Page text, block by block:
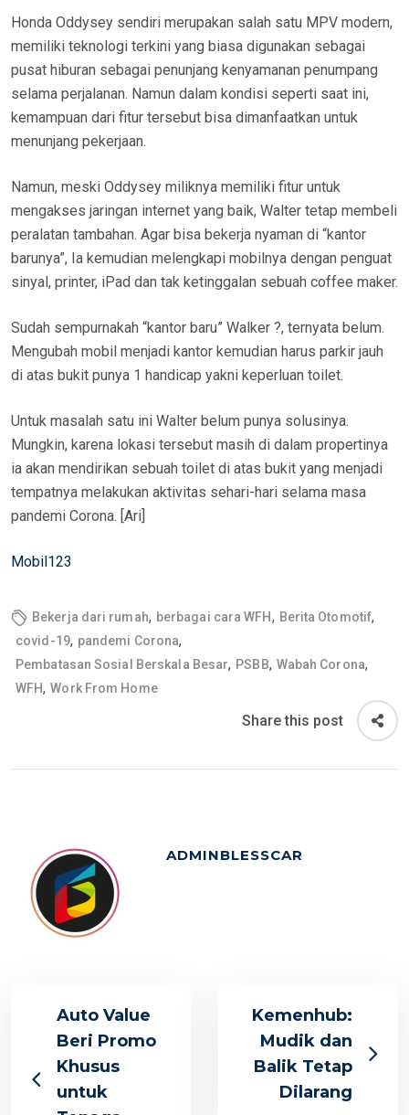
Honda Oddysey sendiri merupakan salah satu MPV modern,
memiliki teknologi terkini yang biasa digunakan sebagai
pusat hiburan sebagai penunjang kenyamanan penumpang
selama perjalanan. Namun dalam kondisi seperti saat ini,
kemampuan dari fitur tersebut bisa dimanfaatkan untuk
menunjang pekerjaan.
Namun, meski Oddysey miliknya memiliki fitur untuk
mengakses jaringan internet yang baik, Walter tetap membeli
peralatan tambahan. Agar bisa bekerja nyaman di “kantor
barunya”, Ia kemudian melengkapi mobilnya dengan penguat
sinyal, printer, iPad dan tak ketinggalan sebuah coffee maker.
Sudah sempurnakah “kantor baru” Walker ?, ternyata belum.
Mengubah mobil menjadi kantor kemudian harus parkir jauh
di atas bukit punya 1 handicap yakni keperluan toilet.
Untuk masalah satu ini Walter belum punya solusinya.
Mungkin, karena lokasi tersebut masih di dalam propertinya
ia akan mendirikan sebuah toilet di atas bukit yang menjadi
tempatnya melakukan aktivitas sehari-hari selama masa
pandemi Corona. [Ari]
Mobil123
Bekerja dari rumah, berbagai cara WFH, Berita Otomotif,
covid-19, pandemi Corona,
Pembatasan Sosial Berskala Besar, PSBB, Wabah Corona,
WFH, Work From Home
Share this post
ADMINBLESSCAR
Auto Value
Beri Promo
Khusus
untuk
Kemenhub:
Mudik dan
Balik Tetap
Dilarang